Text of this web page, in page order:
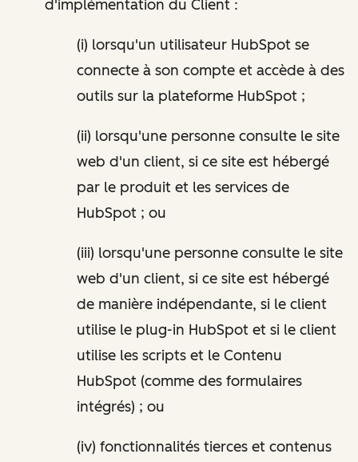
d'implémentation du Client :
(i) lorsqu'un utilisateur HubSpot se
connecte à son compte et accède à des
outils sur la plateforme HubSpot ;
(ii) lorsqu'une personne consulte le site
web d'un client, si ce site est hébergé
par le produit et les services de
HubSpot ; ou
(iii) lorsqu'une personne consulte le site
web d'un client, si ce site est hébergé
de manière indépendante, si le client
utilise le plug-in HubSpot et si le client
utilise les scripts et le Contenu
HubSpot (comme des formulaires
intégrés) ; ou
(iv) fonctionnalités tierces et contenus